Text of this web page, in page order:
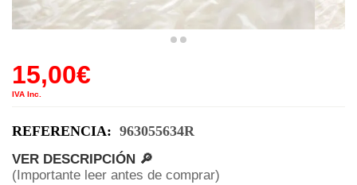
15,00€
IVA Inc.
REFERENCIA: 963055634R
VER DESCRIPCIÓN 🔎
(Importante leer antes de comprar)